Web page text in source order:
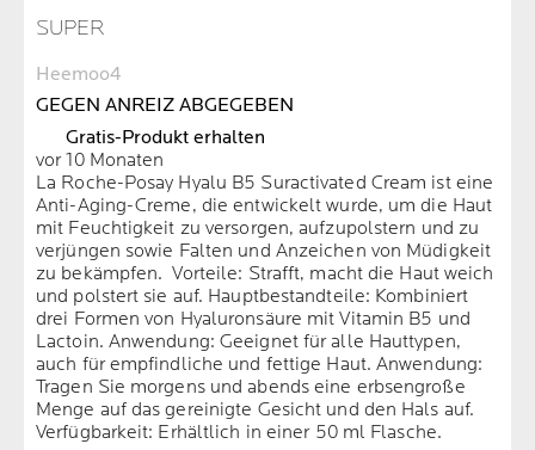
SUPER
Heemoo4
GEGEN ANREIZ ABGEGEBEN
Gratis-Produkt erhalten
vor 10 Monaten
La Roche-Posay Hyalu B5 Suractivated Cream ist eine
Anti-Aging-Creme, die entwickelt wurde, um die Haut
mit Feuchtigkeit zu versorgen, aufzupolstern und zu
verjüngen sowie Falten und Anzeichen von Müdigkeit
zu bekämpfen. Vorteile: Strafft, macht die Haut weich
und polstert sie auf. Hauptbestandteile: Kombiniert
drei Formen von Hyaluronsäure mit Vitamin B5 und
Lactoin. Anwendung: Geeignet für alle Hauttypen,
auch für empfindliche und fettige Haut. Anwendung:
Tragen Sie morgens und abends eine erbsengroße
Menge auf das gereinigte Gesicht und den Hals auf.
Verfügbarkeit: Erhältlich in einer 50 ml Flasche.